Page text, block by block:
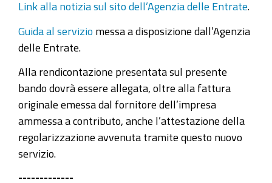
Link alla notizia sul sito dell’Agenzia delle Entrate
Guida al servizio messa a disposizione dall’Agenzia
delle Entrate.
Alla rendicontazione presentata sul presente
bando dovrà essere allegata, oltre alla fattura
originale emessa dal fornitore dell’impresa
ammessa a contributo, anche l’attestazione della
regolarizzazione avvenuta tramite questo nuovo
servizio.
-------------